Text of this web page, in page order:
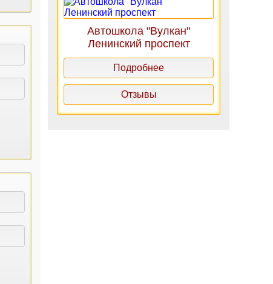
Автошкола "Вулкан"
Ленинский проспект
Подробнее
Отзывы